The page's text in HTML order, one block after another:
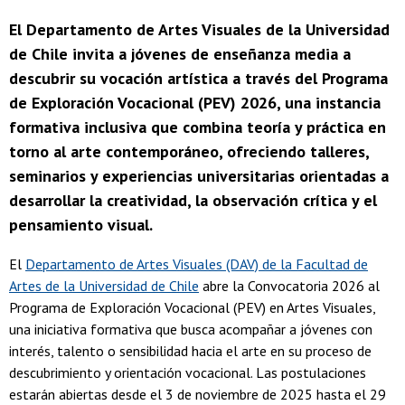
El Departamento de Artes Visuales de la Universidad
de Chile invita a jóvenes de enseñanza media a
descubrir su vocación artística a través del Programa
de Exploración Vocacional (PEV) 2026, una instancia
formativa inclusiva que combina teoría y práctica en
torno al arte contemporáneo, ofreciendo talleres,
seminarios y experiencias universitarias orientadas a
desarrollar la creatividad, la observación crítica y el
pensamiento visual.
El Departamento de Artes Visuales (DAV) de la Facultad de
Artes de la Universidad de Chile abre la Convocatoria 2026 al
Programa de Exploración Vocacional (PEV) en Artes Visuales,
una iniciativa formativa que busca acompañar a jóvenes con
interés, talento o sensibilidad hacia el arte en su proceso de
descubrimiento y orientación vocacional. Las postulaciones
estarán abiertas desde el 3 de noviembre de 2025 hasta el 29